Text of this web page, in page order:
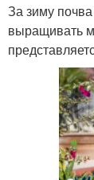
За зиму
выращивать